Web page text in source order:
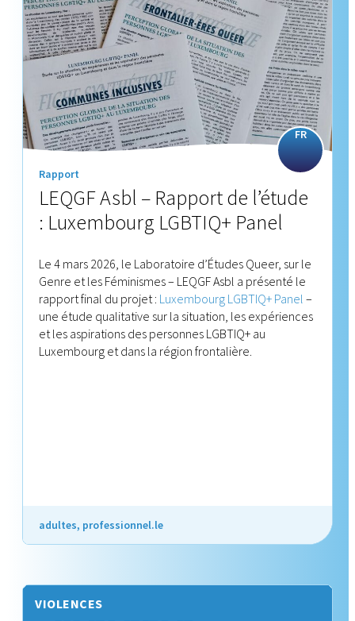
FR
Rapport
LEQGF Asbl – Rapport de l’étude
: Luxembourg LGBTIQ+ Panel
Le 4 mars 2026, le Laboratoire d’Études Queer, sur le
Genre et les Féminismes – LEQGF Asbl a présenté le
rapport final du projet : Luxembourg LGBTIQ+ Panel –
une étude qualitative sur la situation, les expériences
et les aspirations des personnes LGBTIQ+ au
Luxembourg et dans la région frontalière.
adultes, professionnel.le
VIOLENCES